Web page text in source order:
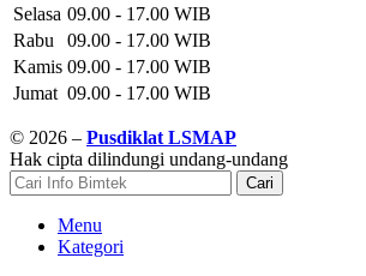
Selasa 09.00 - 17.00 WIB
Rabu
09.00 - 17.00 WIB
Kamis 09.00 - 17.00 WIB
Jumat 09.00 - 17.00 WIB
© 2026 – Pusdiklat LSMAP
Hak cipta dilindungi undang-undang
Cari
Menu
Kategori